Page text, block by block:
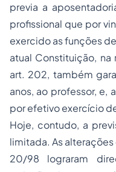
previa a
profissional que por
exercido as funções
atual Constituição,
art. 202, também
anos, ao professor, e,
por efetivo exercício
Hoje, contudo, a
limitada. As
20/98 lograram